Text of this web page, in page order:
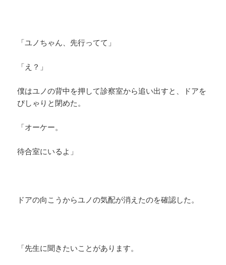
「ユノちゃん、先行ってて」
「え？」
僕はユノの背中を押して診察室から追い出すと、ドアを
ぴしゃりと閉めた。
「オーケー。
待合室にいるよ」
ドアの向こうからユノの気配が消えたのを確認した。
「先生に聞きたいことがあります。